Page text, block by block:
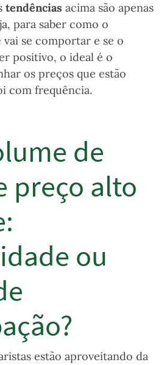
tendências acima são apenas
para saber como o
se comportar e se o
positivo, o ideal é o
os preços que estão
com frequência.
de
preço alto
ou
estão aproveitando da